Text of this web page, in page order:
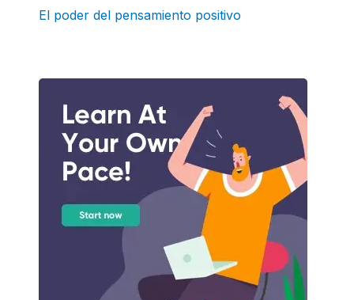
El poder del pensamiento positivo